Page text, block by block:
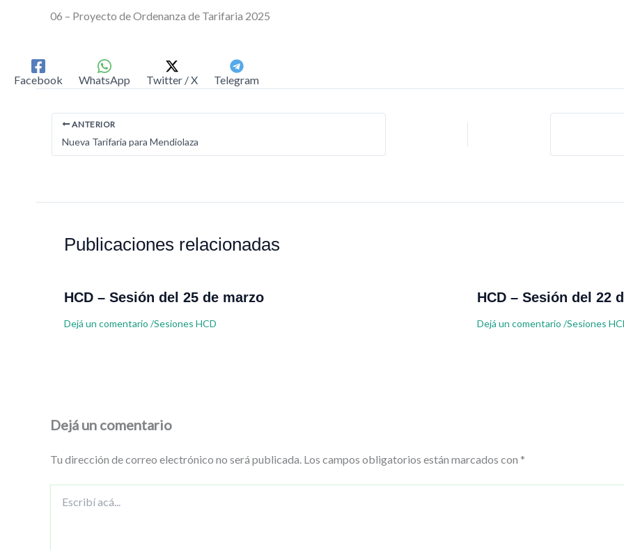
06 – Proyecto de Ordenanza de Tarifaria 2025
Facebook WhatsApp Twitter / X Telegram
ANTERIOR
Nueva Tarifaria para Mendiolaza
Publicaciones relacionadas
HCD – Sesión del 25 de marzo
Dejá un comentario /Sesiones HCD
HCD – Sesión del 22
Dejá un comentario /Sesiones
Dejá un comentario
Tu dirección de correo electrónico no será publicada. Los campos obligatorios están marcados con *
acá...